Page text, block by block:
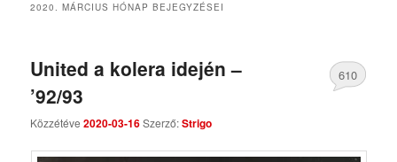
2020. MÁRCIUS HÓNAP BEJEGYZÉSEI
United a kolera idején –
’92/93
Közzétéve2020-03-16Szerző:Strigo
610